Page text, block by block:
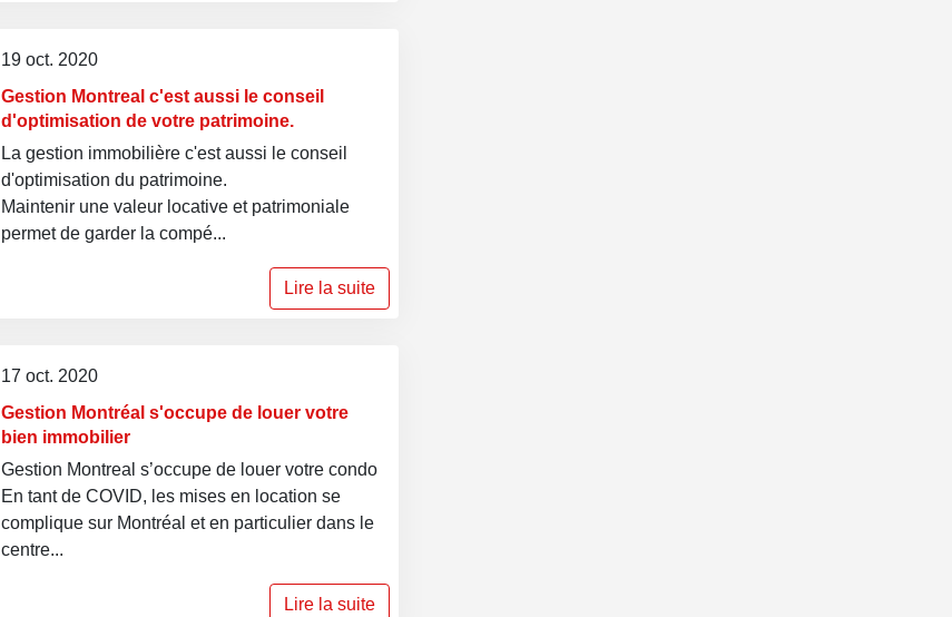
Lire la suite
19 oct. 2020
Gestion Montreal c'est aussi le conseil
d'optimisation de votre patrimoine.
La gestion immobilière c'est aussi le conseil
d'optimisation du patrimoine.
Maintenir une valeur locative et patrimoniale
permet de garder la compé...
Lire la suite
17 oct. 2020
Gestion Montréal s'occupe de louer votre
bien immobilier
Gestion Montreal s’occupe de louer votre condo
En tant de COVID, les mises en location se
complique sur Montréal et en particulier dans le
centre...